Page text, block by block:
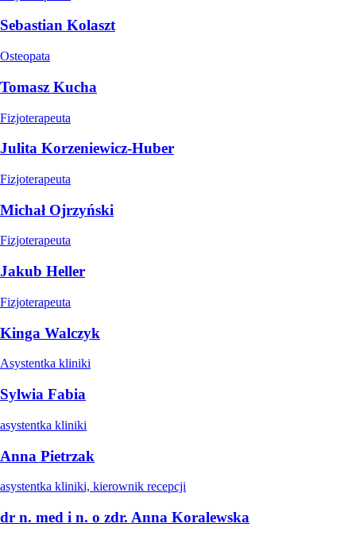
Sebastian Kolaszt
Osteopata
Tomasz Kucha
Fizjoterapeuta
Julita Korzeniewicz-Huber
Fizjoterapeuta
Michał Ojrzyński
Fizjoterapeuta
Jakub Heller
Fizjoterapeuta
Kinga Walczyk
Asystentka kliniki
Sylwia Fabia
asystentka kliniki
Anna Pietrzak
asystentka kliniki, kierownik recepcji
dr n. med i n. o zdr. Anna Koralewska